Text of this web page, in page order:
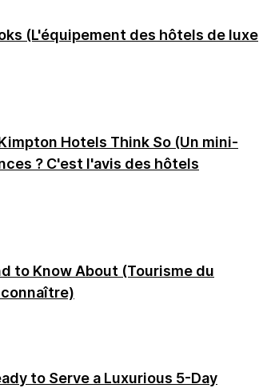
(L'équipement des hôtels de luxe
Hotels Think So (Un mini-
? C'est l'avis des hôtels
to Know About (Tourisme du
to Serve a Luxurious 5-Day